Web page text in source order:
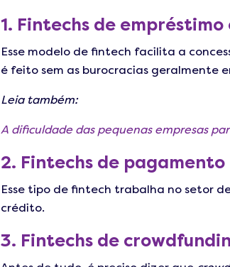
1. Fintechs de
Esse modelo de fintech facilita a
é feito sem as burocracias geralmente
Leia também:
A dificuldade das pequenas empresas
2. Fintechs de pagamento
Esse tipo de fintech trabalha no setor
crédito.
3. Fintechs de